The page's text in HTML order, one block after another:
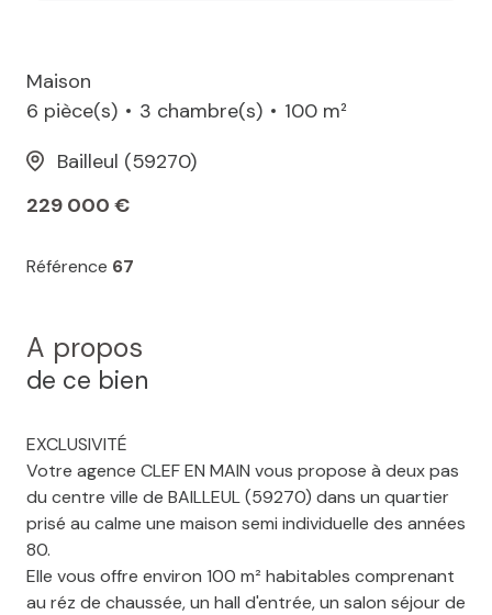
Maison
6 pièce(s)
3 chambre(s)
100 m²
Bailleul (59270)
229 000 €
Référence 67
A propos
de ce bien
EXCLUSIVITÉ
Votre agence CLEF EN MAIN vous propose à deux pas
du centre ville de BAILLEUL (59270) dans un quartier
prisé au calme une maison semi individuelle des années
80.
Elle vous offre environ 100 m² habitables comprenant
au réz de chaussée, un hall d'entrée, un salon séjour de